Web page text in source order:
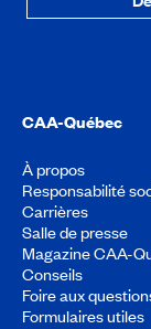
CAA-Québec
À propos
Responsabilité
Carrières
Salle de presse
Magazine CAA-
Conseils
Foire aux
Formulaires utiles